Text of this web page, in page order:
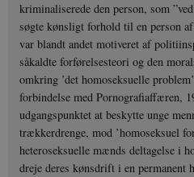
kriminaliserede den person, som
søgte kønsligt forhold til en person
var blandt andet motiveret af
såkaldte forførelsesteori og den
omkring ’det homoseksuelle
forbindelse med Pornografiaffæren,
udgangspunktet at beskytte unge
trækkerdrenge, mod ’homoseksuel
heteroseksuelle mænds deltagelse i
dreje deres kønsdrift i en permanent